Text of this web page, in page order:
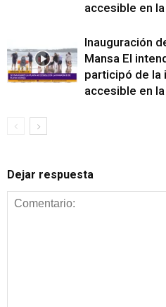
accesible en
Inauguración
Mansa El
participó de la
accesible en
Dejar respuesta